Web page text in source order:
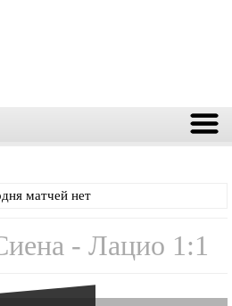
матчей нет
- Лацио 1:1